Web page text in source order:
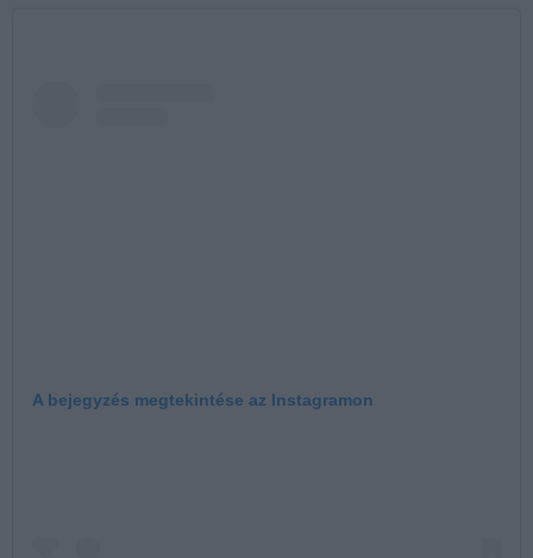
A bejegyzés megtekintése az Instagramon